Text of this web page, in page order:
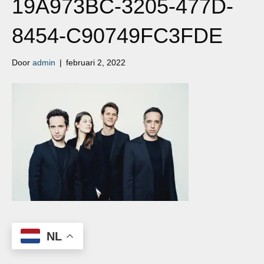
19A973BC-3205-477D-
8454-C90749FC3FDE
Door admin | februari 2, 2022
NL